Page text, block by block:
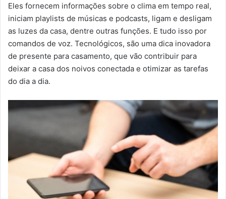
Eles fornecem informações sobre o clima em tempo real,
iniciam playlists de músicas e podcasts, ligam e desligam
as luzes da casa, dentre outras funções. E tudo isso por
comandos de voz. Tecnológicos, são uma dica inovadora
de presente para casamento, que vão contribuir para
deixar a casa dos noivos conectada e otimizar as tarefas
do dia a dia.